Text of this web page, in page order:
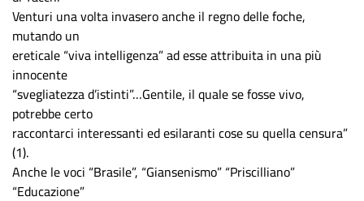
Venturi una volta invasero anche il regno delle foche,
mutando un
ereticale “viva intelligenza” ad esse attribuita in una più
innocente
“svegliatezza d’istinti”…Gentile, il quale se fosse vivo,
potrebbe certo
raccontarci interessanti ed esilaranti cose su quella censura”
(1).
Anche le voci “Brasile”, “Giansenismo” “Priscilliano”
“Educazione”